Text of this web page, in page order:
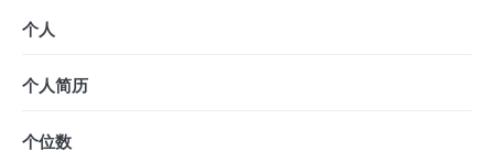
个人
个人简历
个位数